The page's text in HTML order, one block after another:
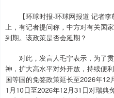
【环球时报-环球网报道 记者李
上，有记者提问称，中方对有关国
到期。该政策是否会延期？
对此，发言人毛宁表示，为了贯
神，扩大高水平对外开放，持续便
国等国的免签政策延长至2026年12
1月10日至2026年12月31日对瑞典